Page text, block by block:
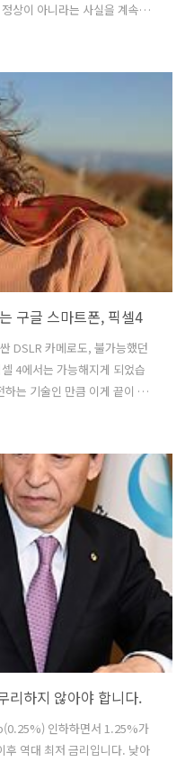
상이 아니라는 사실을 계속해
자라나는 쥐, 그리고 슈퍼 쥐
크게 다르지 않았기 때문일지
하며 반복되는 일상을 보낸
반대급부의 기쁨과 뒤섞인 채
히 바꿔 보겠다는 사람과 그를
리고 그와의 관계에 따라 조커
구글 스마트폰, 픽셀4
DSLR 카메로도, 불가능했던
4에서는 가능해지게 되었습
는 기술인 만큼 이게 끝이 아
기술의 근간에는 인공지능이
르겠네요. 아래는 NYT 기사에
을 언급하고 있습니다. 비디오
는 사람의 예측해 그 사람을 자
라고 합니다. 천문 사진 찍기
털 줌 요즘 어린이들과..
리하지 않아야 합니다.
인하하면서 1.25%가
후 역대 최저 금리입니다. 낮아